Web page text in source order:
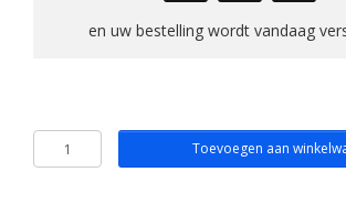
en uw bestelling wordt vandaag
Toevoegen aan